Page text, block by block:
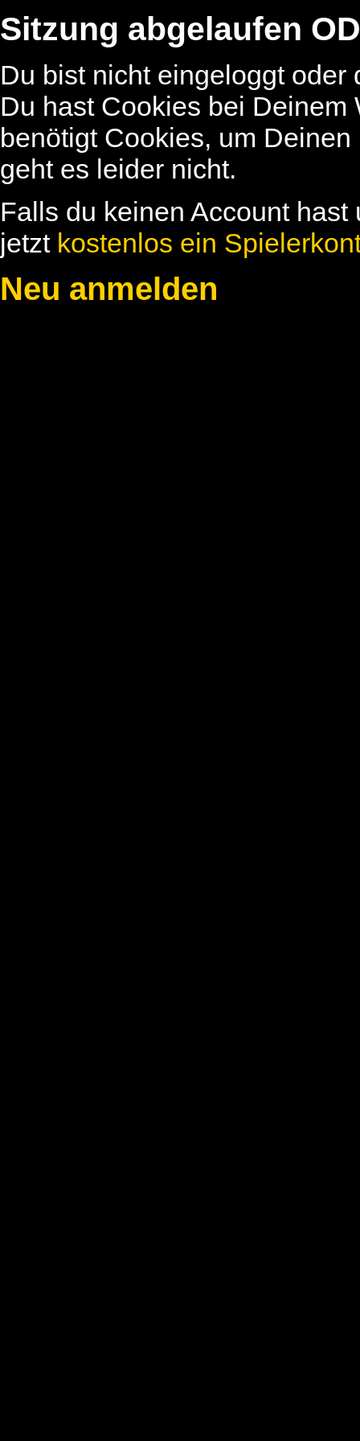
Sitzung abgelaufen
Du bist nicht eingeloggt
Du hast Cookies bei
benötigt Cookies, um
geht es leider nicht.
Falls du keinen Account
jetzt kostenlos ein
Neu anmelden